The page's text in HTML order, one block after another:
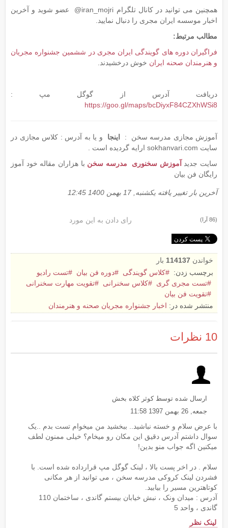
همچنین می توانید در کانال تلگرام iran_mojri@ عضو شوید و آخرین
اخبار موسسه ایران مجری را دنبال نمایید.
مطالب مرتبط:
فراگیران دوره های گویندگی ایران مجری در ششمین جشنواره مجریان
و هنرمندان صحنه ایران خوش درخشیدند.
دریافت آدرس از گوگل مپ :
https://goo.gl/maps/bcDiyxF84CZXhWSi8
آموزش مجازی مدرسه سخن : اینجا و یا به آدرس : کلاس مجازی در
سایت sokhanvari.com ارایه گردیده است .
سایت جدید آموزش سخنوری مدرسه سخن با هزاران مقاله خود آموز
رایگان فن بیان
آخرین بار تغییر یافته یکشنبه, 17 بهمن 1400 12:45
رای دادن به این مورد (86 آرا)
خواندن 114137 بار
برچسب زدن:
کلاس گویندگی دوره فن بیان
تست رادیو
تست مجری گری
کلاس سخنرانی
تقویت مهارت سخنرانی
تقویت فن بیان
منتشر شده در: اخبار جشنواره مجریان صحنه و هنرمندان
10 نظرات
ارسال شده توسط کوثر کلاه بخش
جمعه, 26 بهمن 1397 11:58
با عرض سلام و خسته نباشید.. ببخشید من میخوام تست بدم ..یک
سوال داشتم آدرس دقیق این مکان رو میخام؟ خیلی ممنون لطف
میکنین اگه جواب منو بدین!
سلام . در اخر پست بالا ، لینک گوگل مپ قرارداده شده است. با
فشردن لینک کروکی مدرسه سخن ، می توانید از هر مکانی
کوتاهترین مسیر را بیابید.
آدرس : میدان ونک ، نبش خیابان بیستم گاندی ، ساختمان 110
گاندی ، واحد 5
لینک نظر